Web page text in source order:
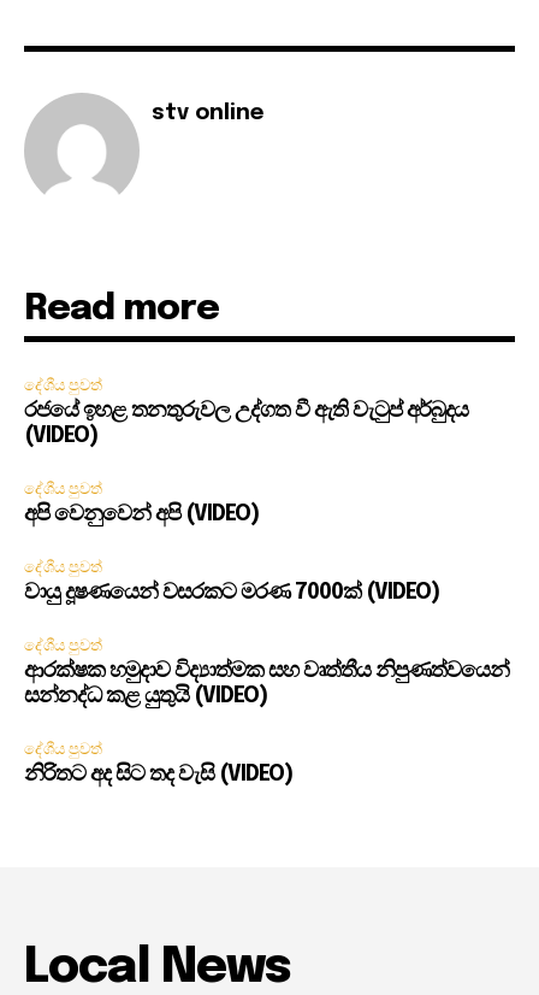
stv online
Read more
දේශීය පුවත්
රජයේ ඉහළ තනතුරුවල උද්ගත වී ඇති වැටුප් අර්බුදය
(VIDEO)
දේශීය පුවත්
අපි වෙනුවෙන් අපි (VIDEO)
දේශීය පුවත්
වායු දූෂණයෙන් වසරකට මරණ 7000ක් (VIDEO)
දේශීය පුවත්
ආරක්ෂක හමුදාව විද්‍යාත්මක සහ වෘත්තීය නිපුණත්වයෙන්
සන්නද්ධ කළ යුතුයි (VIDEO)
දේශීය පුවත්
නිරිතට අද සිට තද වැසි (VIDEO)
Local News